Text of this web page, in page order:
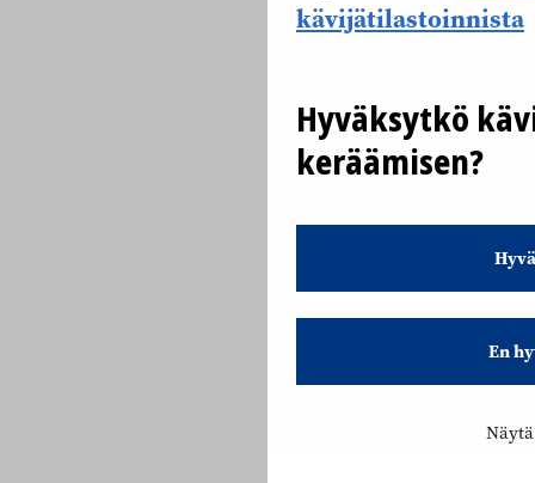
kävijätilastoinnista
Hyväksytkö
keräämisen?
En